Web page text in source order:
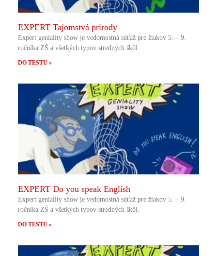
EXPERT Tajomstvá prírody
Expert geniality show je vedomostná súťaž pre žiakov 5. – 9.
ročníka ZŠ a všetkých typov stredných škôl.
DO TESTU »
EXPERT Do you speak English
Expert geniality show je vedomostná súťaž pre žiakov 5. – 9.
ročníka ZŠ a všetkých typov stredných škôl.
DO TESTU »